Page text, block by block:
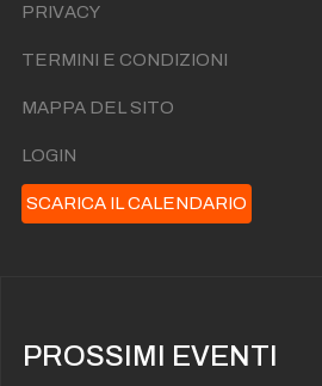
PRIVACY
TERMINI E CONDIZIONI
MAPPA DEL SITO
LOGIN
SCARICA IL CALENDARIO
PROSSIMI EVENTI